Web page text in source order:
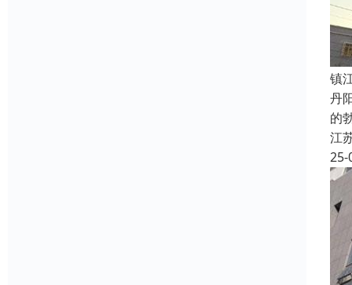
镇
丹
的
江
25-